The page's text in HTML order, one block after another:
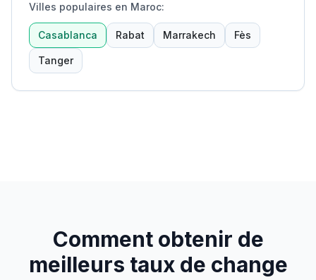
Villes populaires en Maroc:
Casablanca Rabat Marrakech Fès
Tanger
Comment obtenir de
meilleurs taux de change